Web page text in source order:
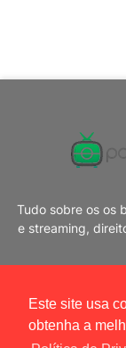
Este site usa
obtenha a
Tudo sobre os os
e streaming,